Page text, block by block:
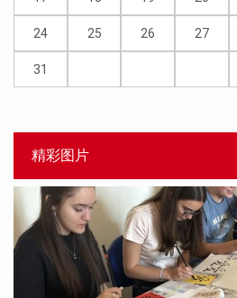
24 25 26 27
31
精彩图片